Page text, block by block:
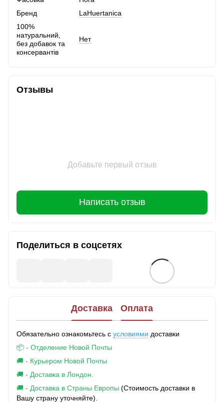
Бренд
LaHuertanica
100%
натуральний,
без добавок та
консервантів
Нет
Отзывы
Добавьте первый отзыв
Написать отзыв
Поделиться в соцсетях
Доставка Оплата
Обязательно ознакомьтесь с условиями доставки
📦 - Отделение Новой Почты
🚚 - Курьером Новой Почты
🚚 - Доставка в Лондон.
🚚 - Доставка в Страны Европы (Стоимость доставки в
Вашу страну уточняйте).